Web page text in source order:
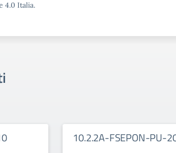
4.0 Italia.
10.2.2A-FSEPON-PU-